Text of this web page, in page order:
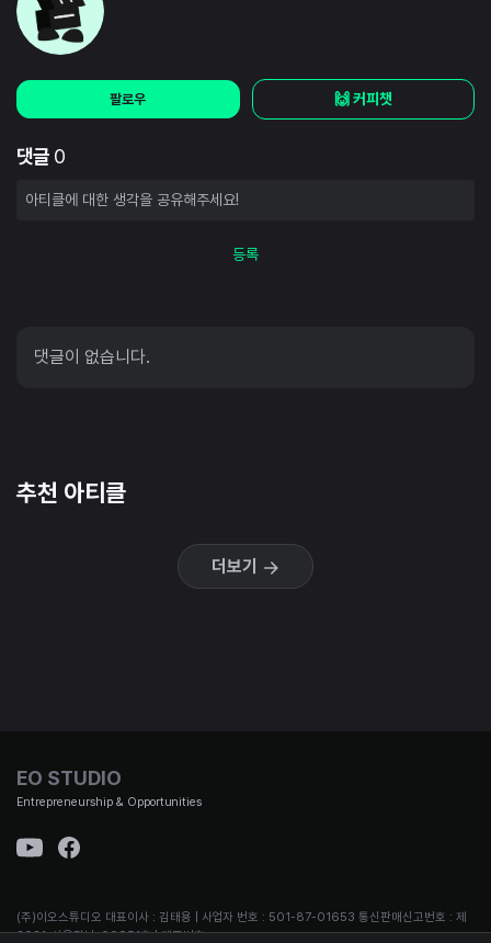
팔로우 🙌 커피챗
댓글 0
등록
댓글이 없습니다.
추천 아티클
더보기
EO STUDIO
Entrepreneurship & Opportunities
(주)이오스튜디오 대표이사 : 김태용 | 사업자 번호 : 501-87-01653 통신판매신고번호 : 제
2021-서울강남-00951호 | 대표번호 :